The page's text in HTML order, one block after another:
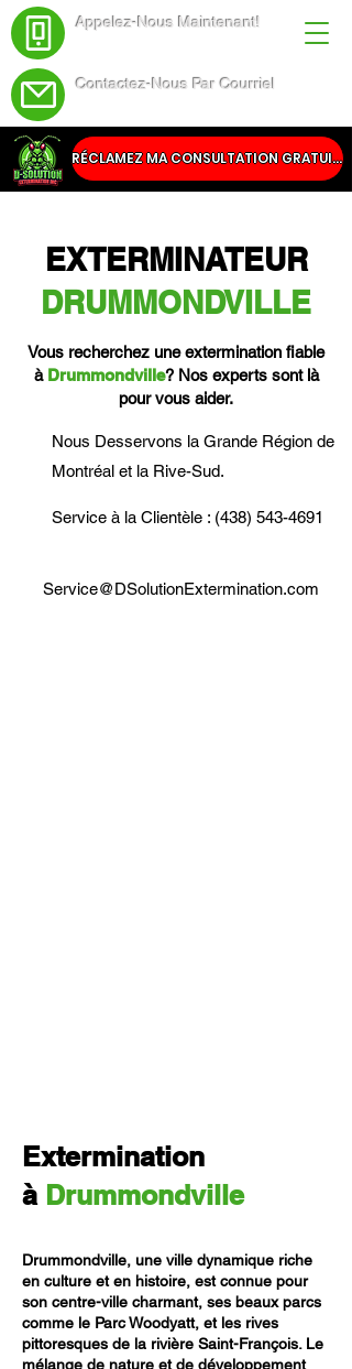
RÉCLAMEZ MA CONSULTATION GRATUITE
Appelez-Nous Maintenant!
Contactez-Nous Par Courriel
EXTERMINATEUR
DRUMMONDVILLE
Vous recherchez une extermination fiable
à Drummondville? Nos experts sont là
pour vous aider.
Nous Desservons la Grande Région de
Montréal et la Rive-Sud.
Service à la Clientèle : (438) 543-4691
Service@DSolutionExtermination.com
Extermination
à Drummondville
Drummondville, une ville dynamique riche
en culture et en histoire, est connue pour
son centre-ville charmant, ses beaux parcs
comme le Parc Woodyatt, et les rives
pittoresques de la rivière Saint-François. Le
mélange de nature et de développement